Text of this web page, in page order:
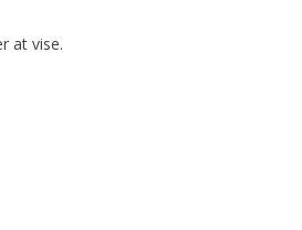
at vise.